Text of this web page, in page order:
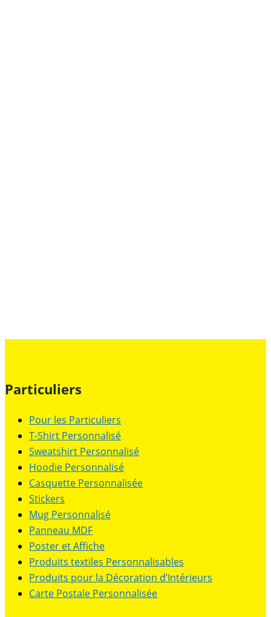
Particuliers
Pour les Particuliers
T-Shirt Personnalisé
Sweatshirt Personnalisé
Hoodie Personnalisé
Casquette Personnalisée
Stickers
Mug Personnalisé
Panneau MDF
Poster et Affiche
Produits textiles Personnalisables
Produits pour la Décoration d’Intérieurs
Carte Postale Personnalisée